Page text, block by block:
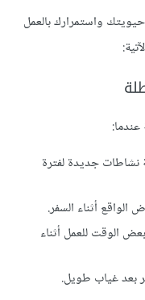
واستمرارك بالعمل
نشاطات جديدة لفترة
أثناء السفر.
الوقت للعمل أثناء
بعد غياب طويل.